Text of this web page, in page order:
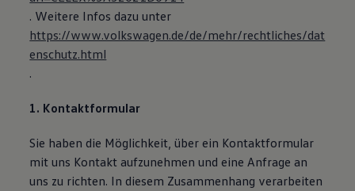
. Weitere Infos dazu unter
https://www.volkswagen.de/de/mehr/rechtliches/dat
enschutz.html
.
1. Kontaktformular
Sie haben die Möglichkeit, über ein Kontaktformular
mit uns Kontakt aufzunehmen und eine Anfrage an
uns zu richten. In diesem Zusammenhang verarbeiten